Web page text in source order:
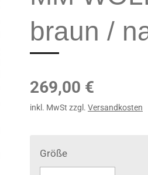
braun /
269,00 €
inkl. MwSt zzgl. Versandkosten
Größe